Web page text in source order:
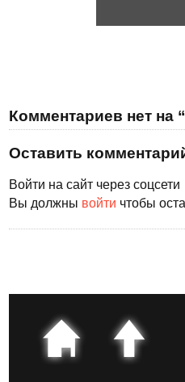
Комментариев нет на
Оставить
Войти на сайт через соцсети
Вы должны войти чтобы